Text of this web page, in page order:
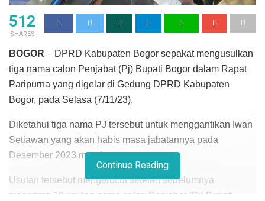
512
SHARES
BOGOR – DPRD Kabupaten Bogor sepakat mengusulkan
tiga nama calon Penjabat (Pj) Bupati Bogor dalam Rapat
Paripurna yang digelar di Gedung DPRD Kabupaten
Bogor, pada Selasa (7/11/23).
Diketahui tiga nama PJ tersebut untuk menggantikan Iwan
Setiawan yang akan habis masa jabatannya pada
Desember 2023 mendatang.
Usulan tersebut mengerucut setelah sebelumnya
menerima 10 usulan nama calon Penjabat (Pj) Bupati
Continue Reading